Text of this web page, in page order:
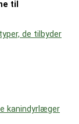
til
de tilbyder
kanindyrlæger